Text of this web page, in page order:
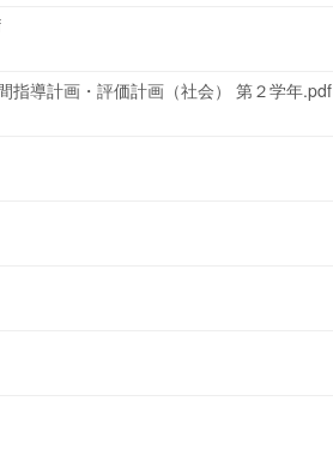
指導計画・評価計画（社会） 第２学年.pdf